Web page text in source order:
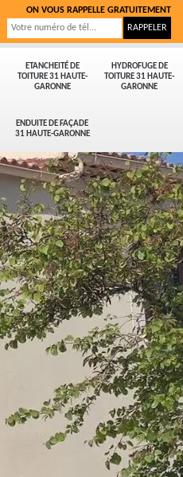
ETANCHEITÉ DE
TOITURE 31 HAUTE-
GARONNE
HYDROFUGE DE
TOITURE 31 HAUTE-
GARONNE
ENDUITE DE FAÇADE
31 HAUTE-GARONNE
ON VOUS RAPPELLE GRATUITEMENT